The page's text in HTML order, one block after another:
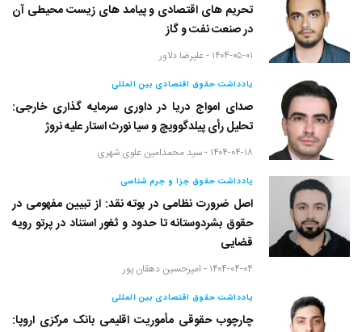
تحریم های اقتصادی و پیامد های زیست محیطی آن
در صنعت نفت و گاز
۱۴۰۴-۰۵-۰۱ - علیرضا دلاور
یادداشت حقوق اقتصادی بین المللی
صدای امواج دریا در داوری سرمایه گذاری خارجی:
تحلیل رأی پیلدگوویچ و سیا نورث استار علیه نروژ
۱۴۰۴-۰۴-۱۸ - سید محمدامین علوی شهری
یادداشت حقوق جزا و جرم شناسی
اصل ضرورت نظامی در بوته نقد: از تبیین مفهومی در
حقوق بشردوستانه تا حدود و ثغور استناد در پرتو رویه
قضایی
۱۴۰۴-۰۴-۰۴ - امیرحسین دهقان پور
یادداشت حقوق اقتصادی بین المللی
چارچوب حقوقی مأموریت اقلیمی بانک مرکزی اروپا: